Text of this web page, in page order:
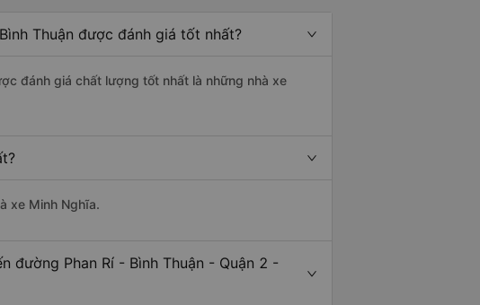
Thuận được đánh giá tốt nhất?
đánh giá chất lượng tốt nhất là những nhà xe
xe Minh Nghĩa.
đường Phan Rí - Bình Thuận - Quận 2 -